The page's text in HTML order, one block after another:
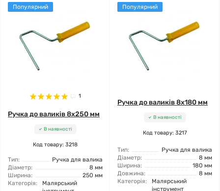
Популярний
1
Ручка до валиків 8x250 мм
В наявності
Код товару: 3218
Тип:
Ручка для валика
Діаметр:
8 мм
Ширина:
250 мм
Категорія:
Малярський
Популярний
Ручка до валиків 8x180 мм
В наявності
Код товару: 3217
Тип:
Ручка для валика
Діаметр:
8 мм
Ширина:
180 мм
Довжина:
8 мм
Категорія:
Малярський
інструмент